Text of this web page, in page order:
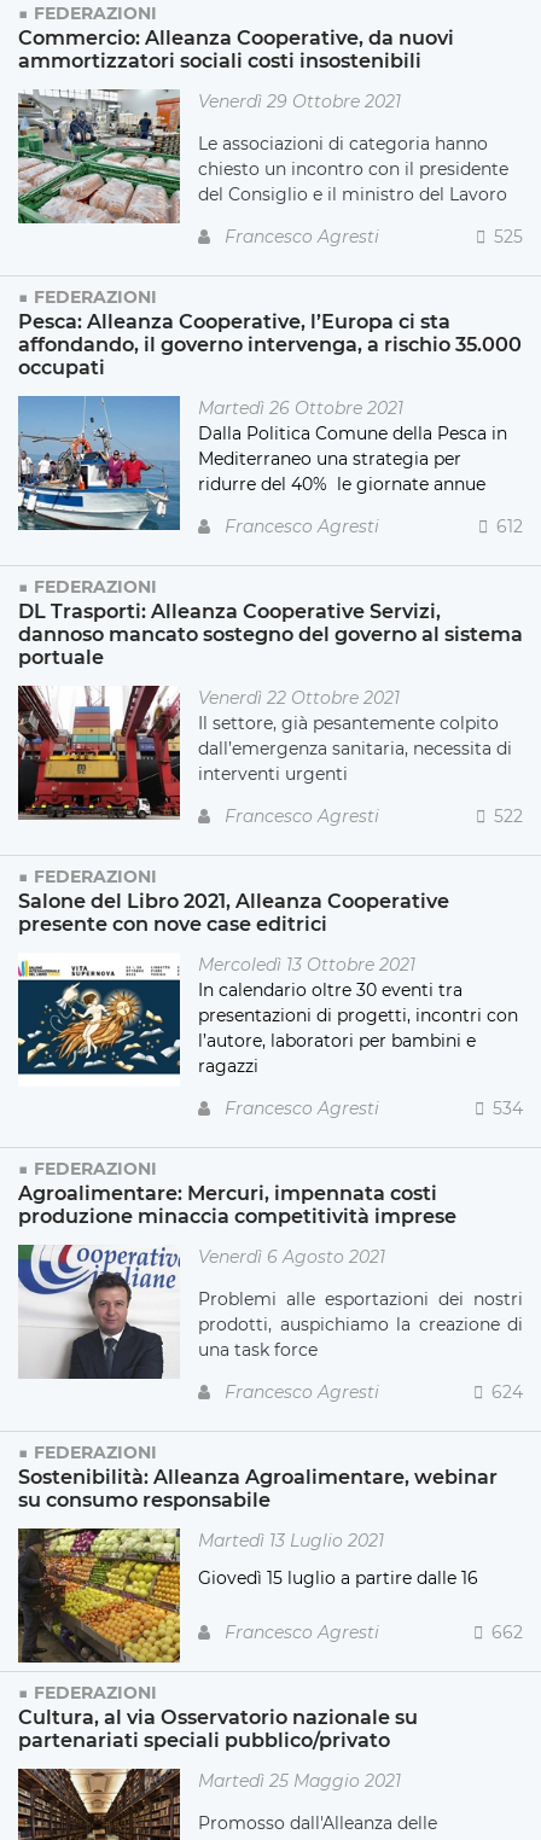
FEDERAZIONI
Commercio: Alleanza Cooperative, da nuovi
ammortizzatori sociali costi insostenibili
Venerdì 29 Ottobre 2021
Le associazioni di categoria hanno
chiesto un incontro con il presidente
del Consiglio e il ministro del Lavoro
Francesco Agresti
525
FEDERAZIONI
Pesca: Alleanza Cooperative, l’Europa ci sta
affondando, il governo intervenga, a rischio 35.000
occupati
Martedì 26 Ottobre 2021
Dalla Politica Comune della Pesca in
Mediterraneo una strategia per
ridurre del 40% le giornate annue
Francesco Agresti
612
FEDERAZIONI
DL Trasporti: Alleanza Cooperative Servizi,
dannoso mancato sostegno del governo al sistema
portuale
Venerdì 22 Ottobre 2021
Il settore, già pesantemente colpito
dall’emergenza sanitaria, necessita di
interventi urgenti
Francesco Agresti
522
FEDERAZIONI
Salone del Libro 2021, Alleanza Cooperative
presente con nove case editrici
Mercoledì 13 Ottobre 2021
In calendario oltre 30 eventi tra
presentazioni di progetti, incontri con
l’autore, laboratori per bambini e
ragazzi
Francesco Agresti
534
FEDERAZIONI
Agroalimentare: Mercuri, impennata costi
produzione minaccia competitività imprese
Venerdì 6 Agosto 2021
Problemi alle esportazioni dei nostri
prodotti, auspichiamo la creazione di
una task force
Francesco Agresti
624
FEDERAZIONI
Sostenibilità: Alleanza Agroalimentare, webinar
su consumo responsabile
Martedì 13 Luglio 2021
Giovedì 15 luglio a partire dalle 16
Francesco Agresti 662
FEDERAZIONI
Cultura, al via Osservatorio nazionale su
partenariati speciali pubblico/privato
Martedì 25 Maggio 2021
Promosso dall'Alleanza delle